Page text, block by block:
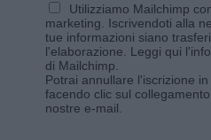
Utilizziamo Mailchimp
marketing. Iscrivendoti alla
tue informazioni siano
l'elaborazione. Leggi qui
di Mailchimp
Potrai annullare l'iscrizione
facendo clic sul
nostre e-mail.